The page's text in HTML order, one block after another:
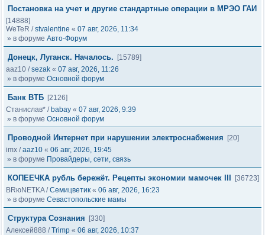
Постановка на учет и другие стандартные операции в МРЭО ГАИ
[14888]
WeTeR /stvalentine « 07 авг, 2026, 11:34
» в форуме Авто-Форум
Донецк, Луганск. Началось.
[15789]
aaz10 /sezak « 07 авг, 2026, 11:26
» в форуме Основной форум
Банк ВТБ [2126]
Станислав* / babay « 07 авг, 2026, 9:39
» в форуме Основной форум
Проводной Интернет при нарушении электроснабжения
[20]
imx /aaz10 « 06 авг, 2026, 19:45
» в форуме Провайдеры, сети, связь
КОПЕЕЧКА рубль бережёт. Рецепты экономии мамочек III
[36723]
BRюNETKA/Семицветик « 06 авг, 2026, 16:23
» в форуме Севастопольские мамы
Структура Сознания
[330]
Алексей888 /Trimp « 06 авг, 2026, 10:37